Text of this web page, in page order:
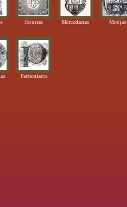
Jesuitas Mercedarias Monjas
Particulares